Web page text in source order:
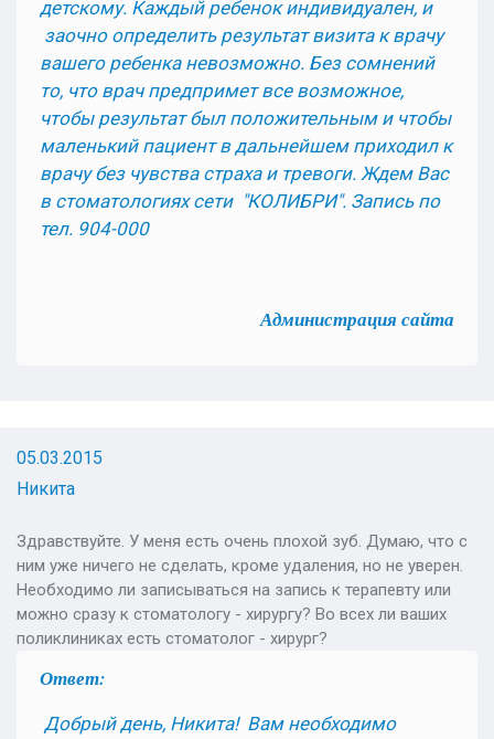
детскому. Каждый ребенок индивидуален, и
заочно определить результат визита к врачу
вашего ребенка невозможно. Без сомнений
то, что врач предпримет все возможное,
чтобы результат был положительным и чтобы
маленький пациент в дальнейшем приходил к
врачу без чувства страха и тревоги. Ждем Вас
в стоматологиях сети "КОЛИБРИ". Запись по
тел. 904-000
Администрация сайта
05.03.2015
Никита
Здравствуйте. У меня есть очень плохой зуб. Думаю, что с
ним уже ничего не сделать, кроме удаления, но не уверен.
Необходимо ли записываться на запись к терапевту или
можно сразу к стоматологу - хирургу? Во всех ли ваших
поликлиниках есть стоматолог - хирург?
Ответ:
Добрый день, Никита! Вам необходимо